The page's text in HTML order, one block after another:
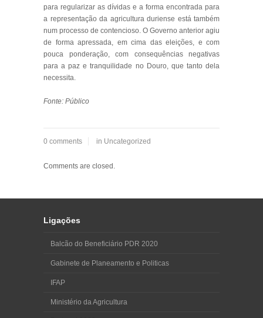
para regularizar as dívidas e a forma encontrada para
a representação da agricultura duriense está também
num processo de contencioso. O Governo anterior agiu
de forma apressada, em cima das eleições, e com
pouca ponderação, com consequências negativas
para a paz e tranquilidade no Douro, que tanto dela
necessita.
Fonte: Público
0 comments in Uncategorized
Comments are closed.
Ligações
Balcão do Beneficiário PDR 2020
Gabinete de Planeamento e Politicas
IFAP
Ministério da Agricultura